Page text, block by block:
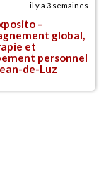
il y a 3 semaines
–
global,
et
personnel
de-Luz